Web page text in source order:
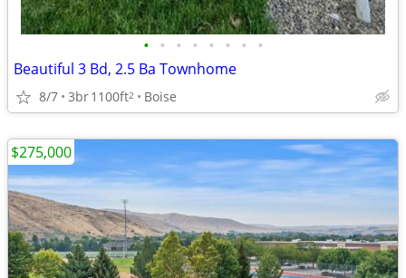
• • • • • • • •
Beautiful 3 Bd, 2.5 Ba Townhome
8/7 3br1100ft2 Boise
$275,000